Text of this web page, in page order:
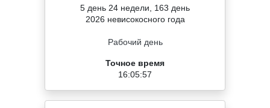
5 день 24 недели, 163 день
2026 невисокосного года
Рабочий день
Точное время
16:05:57